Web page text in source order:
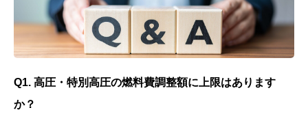
Q1. 高圧・特別高圧の燃料費調整額に上限はあります
か？